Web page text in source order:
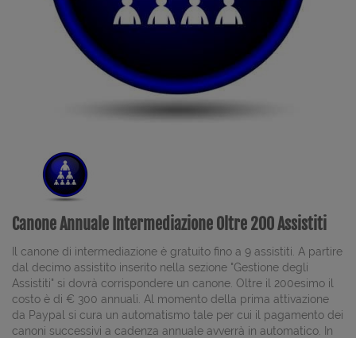
Canone Annuale Intermediazione Oltre 200 Assistiti
Il canone di intermediazione è gratuito fino a 9 assistiti. A partire
dal decimo assistito inserito nella sezione "Gestione degli
Assistiti" si dovrà corrispondere un canone. Oltre il 200esimo il
costo è di € 300 annuali. Al momento della prima attivazione
da Paypal si cura un automatismo tale per cui il pagamento dei
canoni successivi a cadenza annuale avverrà in automatico. In